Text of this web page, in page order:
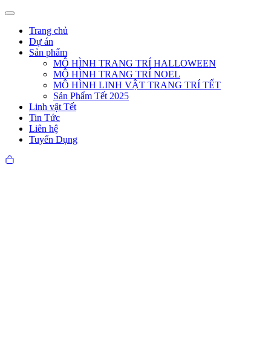
Trang chủ
Dự án
Sản phẩm
MÔ HÌNH TRANG TRÍ HALLOWEEN
MÔ HÌNH TRANG TRÍ NOEL
MÔ HÌNH LINH VẬT TRANG TRÍ TẾT
Sản Phẩm Tết 2025
Linh vật Tết
Tin Tức
Liên hệ
Tuyển Dụng